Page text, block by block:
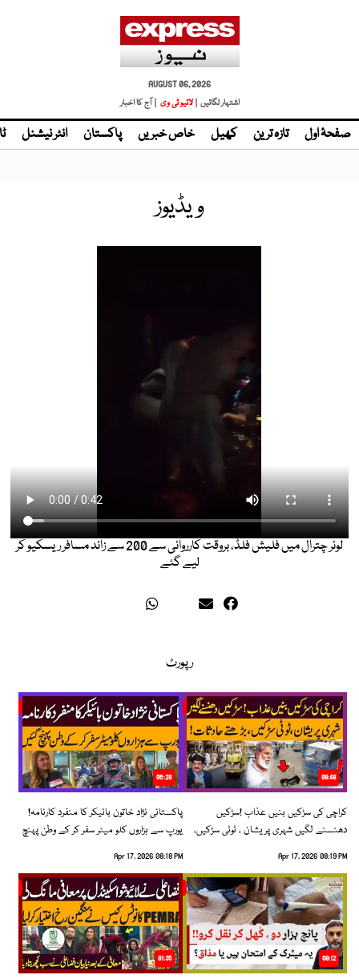
AUGUST 06, 2026
اشتہار لگائیں | لائیو ٹی وی | آج کا اخبار
صفحۂ اول تازہ ترین کھیل خاص خبریں پاکستان انٹر نیشنل
ویڈیوز
لوئر چترال میں فلیش فلڈ، بروقت کارروائی سے 200 سے زائد مسافر ریسکیو کر
لیے گئے
رپورٹ
08:48
کراچی کی سڑکیں بنیں عذاب !سڑکیں
دھنسنے لگیں شہری پریشان ، ٹوٹی سڑکیں،
Apr 17, 2026 08:19 PM
06:28
پاکستانی نژاد خاتون بائیکر کا منفرد کارنامہ!
یورپ سے ہزاروں کلو میٹر سفر کر کے وطن پہنچ
Apr 17, 2026 08:18 PM
09:12
01:35